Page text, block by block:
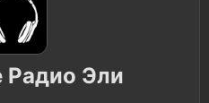
Радио Эли